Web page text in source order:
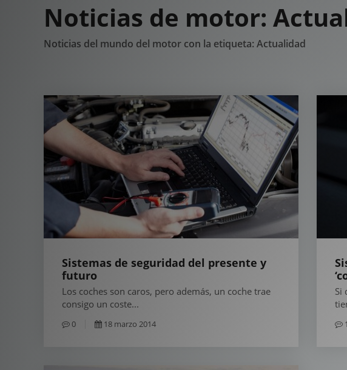
Noticias de motor:
Noticias del mundo del motor con la etiqueta: Actualidad
Sistemas de seguridad del presente y
futuro
Los coches son caros, pero además, un coche trae
consigo un coste...
0 18 marzo 2014
Si
1